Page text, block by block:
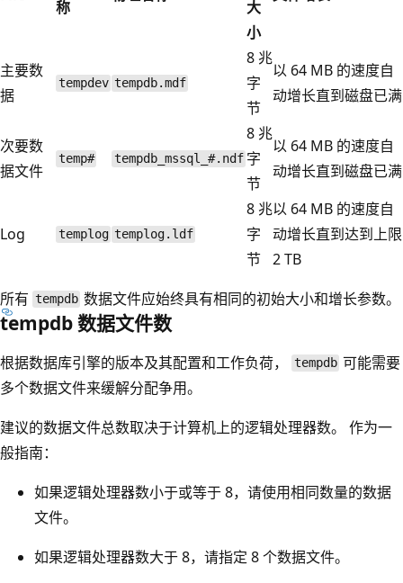
称
大
小
主要数
据
tempdev tempdb.mdf
8 兆
字
节
以 64 MB 的速度自
动增长直到磁盘已满
次要数
据文件
temp# tempdb_mssql_#.ndf
8 兆
字
节
以 64 MB 的速度自
动增长直到磁盘已满
Log templog templog.ldf
8 兆
字
节
以 64 MB 的速度自
动增长直到达到上限
2 TB
所有 tempdb 数据文件应始终具有相同的初始大小和增长参数。
tempdb 数据文件数
根据数据库引擎的版本及其配置和工作负荷， tempdb 可能需要
多个数据文件来缓解分配争用。
建议的数据文件总数取决于计算机上的逻辑处理器数。 作为一
般指南：
如果逻辑处理器数小于或等于 8，请使用相同数量的数据
文件。
如果逻辑处理器数大于 8，请指定 8 个数据文件。